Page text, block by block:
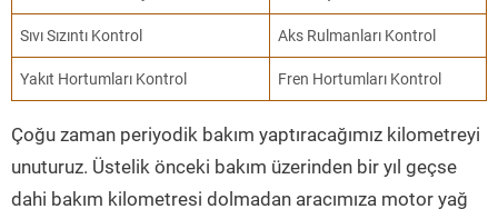
Sıvı Sızıntı Kontrol Aks Rulmanları Kontrol
Yakıt Hortumları Kontrol Fren Hortumları Kontrol
Çoğu zaman periyodik bakım yaptıracağımız kilometreyi
unuturuz. Üstelik önceki bakım üzerinden bir yıl geçse
dahi bakım kilometresi dolmadan aracımıza motor yağ